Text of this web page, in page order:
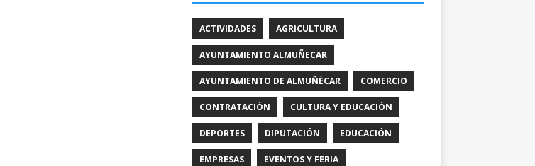
ACTIVIDADES AGRICULTURA
AYUNTAMIENTO ALMUÑECAR
AYUNTAMIENTO DE ALMUÑÉCAR COMERCIO
CONTRATACIÓN CULTURA Y EDUCACIÓN
DEPORTES DIPUTACIÓN EDUCACIÓN
EMPRESAS EVENTOS Y FERIA